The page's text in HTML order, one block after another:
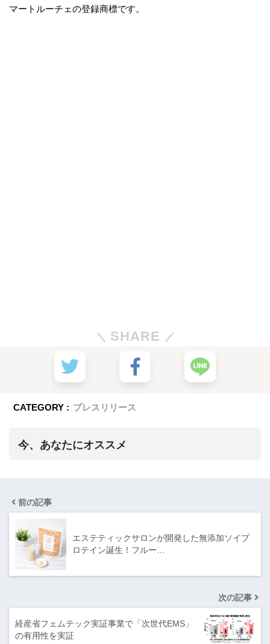
マートルーチェの登録商標です。
SHARE
CATEGORY : プレスリリース
今、あなたにオススメ
前の記事
エステティックサロンが開発した無添加ソイプ
ロテイン誕生！フルー…
次の記事
経産省フェムテック実証事業で「次世代EMS」
の有用性を実証